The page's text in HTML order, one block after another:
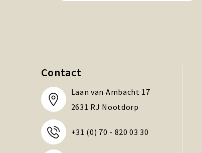
Contact
Laan van Ambacht 17
2631 RJ Nootdorp
+31 (0) 70 - 820 03 30